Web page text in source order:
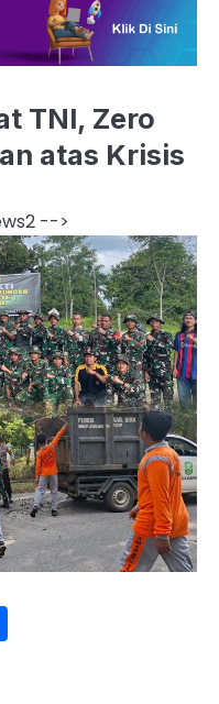
TNI, Zero
atas Krisis
-->